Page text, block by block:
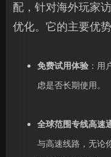
配，针对海外玩家
优化。它的主要优势
免费试用体验：用
虑是否长期使用。
全球范围专线高速
与高速线路，无论